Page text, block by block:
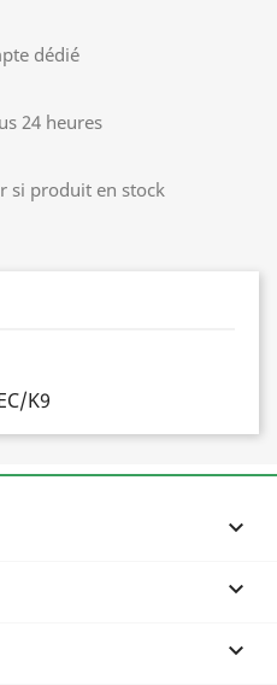
dédié
24 heures
si produit en stock
K9


